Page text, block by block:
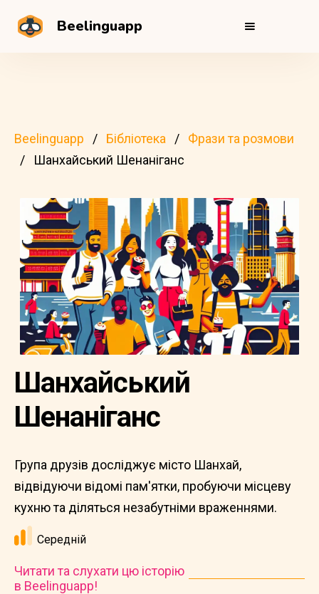
Beelinguapp
Beelinguapp Бібліотека
Фрази та розмови
Шанхайський Шенаніганс
Шанхайський
Шенаніганс
Група друзів досліджує місто Шанхай,
відвідуючи відомі пам'ятки, пробуючи місцеву
кухню та діляться незабутніми враженнями.
Середній
Читати та слухати цю історію
в Beelinguapp!